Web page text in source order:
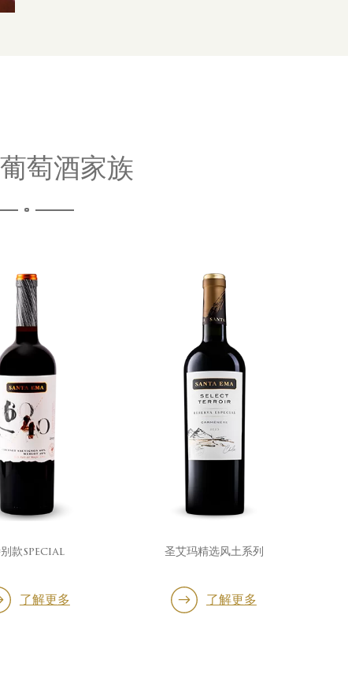
萄酒家族
别款special
了解更多
圣艾玛精选风土系列
了解更多